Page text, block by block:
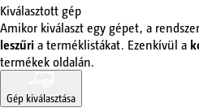
Kiválasztott gép
Amikor kiválaszt egy gépet, a
leszűria terméklistákat. Ezenkívül a
termékek oldalán.
Gép kiválasztása